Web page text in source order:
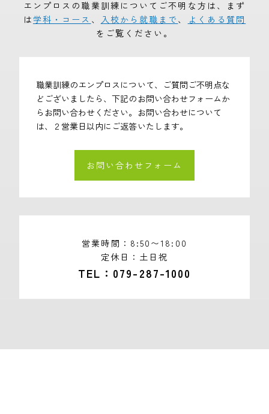
エンプロスの職業訓練についてご不明な方は、まず
は 学科・コース 、 入校から就職まで、
よくある質問
をご覧ください。
職業訓練のエンプロスについて、ご質問ご不明点な
どございましたら、下記のお問い合わせフォームか
らお問い合わせください。お問い合わせについて
は、２営業日以内にご返答いたします。
お問い合わせフォーム
営業時間
8:50〜18:00
定休日
土日祝
TEL 079-287-1000